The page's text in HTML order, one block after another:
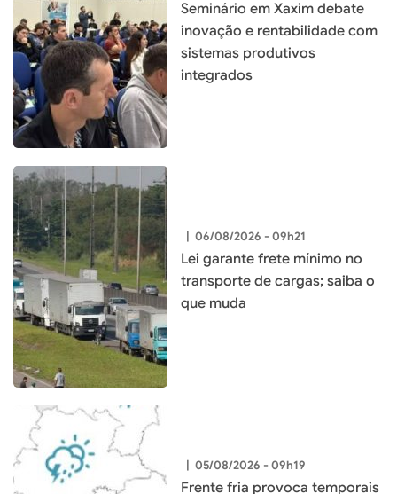
Seminário em Xaxim debate
inovação e rentabilidade com
sistemas produtivos
integrados
| 06/08/2026 - 09h21
Lei garante frete mínimo no
transporte de cargas; saiba o
que muda
| 05/08/2026 - 09h19
Frente fria provoca temporais